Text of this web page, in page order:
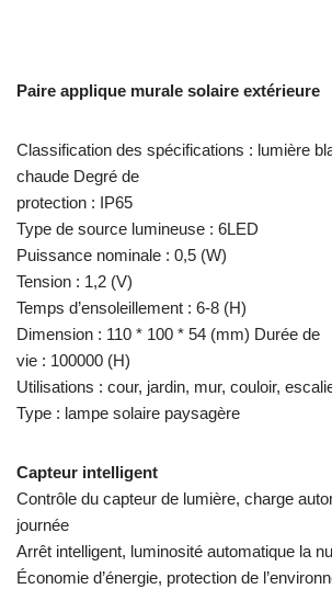
Paire applique murale solaire extérieure
Classification des spécifications : lumière
chaude Degré de
protection : IP65
Type de source lumineuse : 6LED
Puissance nominale : 0,5 (W)
Tension : 1,2 (V)
Temps d’ensoleillement : 6-8 (H)
Dimension : 110 * 100 * 54 (mm) Durée de
vie : 100000 (H)
Utilisations : cour, jardin, mur, couloir,
Type : lampe solaire paysagère
Capteur intelligent
Contrôle du capteur de lumière, charge
journée
Arrêt intelligent, luminosité automatique la
Économie d’énergie, protection de